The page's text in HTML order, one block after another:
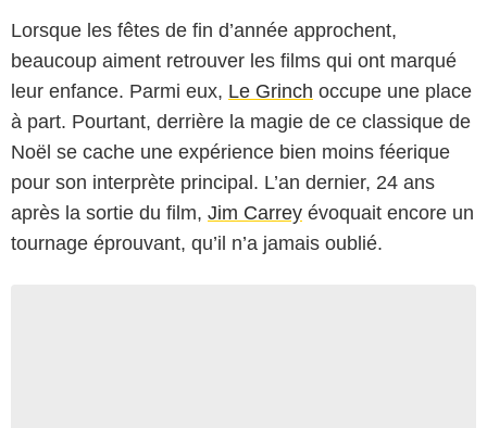
Lorsque les fêtes de fin d’année approchent,
beaucoup aiment retrouver les films qui ont marqué
leur enfance. Parmi eux, Le Grinch occupe une place
à part. Pourtant, derrière la magie de ce classique de
Noël se cache une expérience bien moins féerique
pour son interprète principal. L’an dernier, 24 ans
après la sortie du film, Jim Carrey évoquait encore un
tournage éprouvant, qu’il n’a jamais oublié.